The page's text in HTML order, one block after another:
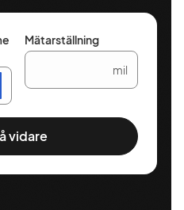
Mätarställning
mil
vidare